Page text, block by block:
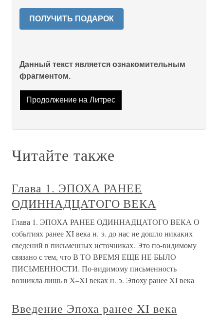
ПОЛУЧИТЬ ПОДАРОК
Данный текст является ознакомительным
фрагментом.
Продолжение на Литрес
Читайте также
Глава 1. ЭПОХА РАНЕЕ
ОДИННАДЦАТОГО ВЕКА
Глава 1. ЭПОХА РАНЕЕ ОДИННАДЦАТОГО ВЕКА О
событиях ранее XI века н. э. до нас не дошло никаких
сведений в письменных источниках. Это по-видимому
связано с тем, что В ТО ВРЕМЯ ЕЩЕ НЕ БЫЛО
ПИСЬМЕННОСТИ. По-видимому письменность
возникла лишь в X–XI веках н. э. Эпоху ранее XI века
Введение Эпоха ранее XI века